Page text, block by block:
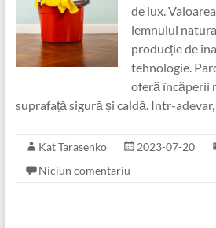
de lux.
lemnului
producție de
tehnologie.
oferă încăperii
suprafață sigură și caldă. Intr-adevar,
Kat Tarasenko 2023-07-20
Niciun comentariu